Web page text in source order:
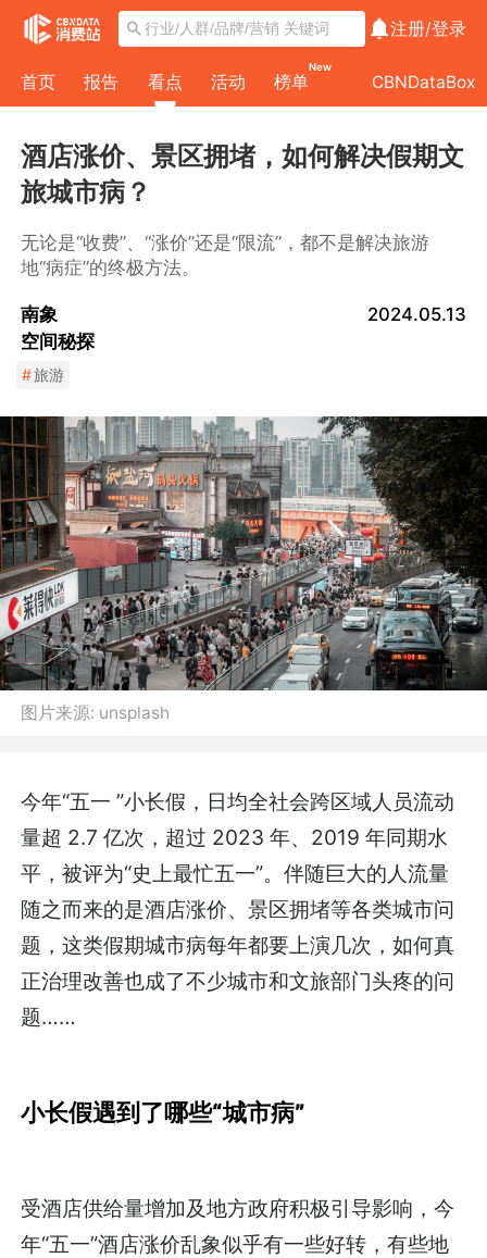
注册/登录
首页 报告 看点 活动 榜单
New
CBNDataBox
酒店涨价、景区拥堵，如何解决假期文
旅城市病？
无论是“收费”、“涨价”还是“限流”，都不是解决旅游
地“病症”的终极方法。
南象
空间秘探
2024.05.13
#旅游
图片来源: unsplash
今年“五一 ”小长假，日均全社会跨区域人员流动
量超 2.7 亿次，超过 2023 年、2019 年同期水
平，被评为“史上最忙五一”。伴随巨大的人流量
随之而来的是酒店涨价、景区拥堵等各类城市问
题，这类假期城市病每年都要上演几次，如何真
正治理改善也成了不少城市和文旅部门头疼的问
题……
小长假遇到了哪些“城市病”
受酒店供给量增加及地方政府积极引导影响，今
年“五一”酒店涨价乱象似乎有一些好转，有些地